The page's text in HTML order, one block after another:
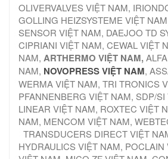
OLIVERVALVES VIỆT NAM,
GOLLING HEIZSYSTEME VIỆT
SENSOR VIỆT NAM, DAEJOO TD
CIPRIANI VIỆT NAM, CEWAL VIỆT
NAM, ARTHERMO VIỆT NAM,
NAM, NOVOPRESS VIỆT NAM,
WERMA VIỆT NAM, TRI TRONICS
PFANNENBERG VIỆT NAM, SDP/
LINEAR VIỆT NAM, ROXTEC VIỆT
NAM, MENCOM VIỆT NAM,
TRANSDUCERS DIRECT VIỆT
HYDRAULICS VIỆT NAM,